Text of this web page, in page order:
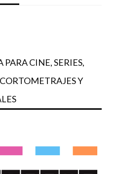
PARA CINE, SERIES,
Y